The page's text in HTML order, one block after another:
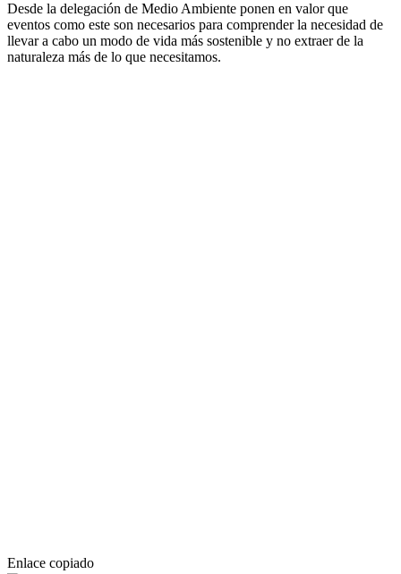
Desde la delegación de Medio Ambiente ponen en valor que
eventos como este son necesarios para comprender la necesidad de
llevar a cabo un modo de vida más sostenible y no extraer de la
naturaleza más de lo que necesitamos.
Enlace copiado